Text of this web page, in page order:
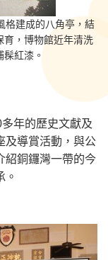
格建成的八角亭，結
育，博物館近年清洗
紅漆。
年的歷史文獻及
及導賞活動，與公
紹銅鑼灣一帶的今
。